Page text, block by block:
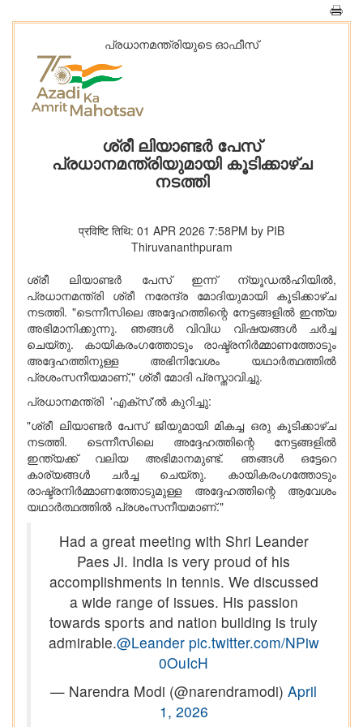
പ്രധാനമന്ത്രിയുടെ ഓഫീസ്‌
ശ്രീ ലിയാണ്ടർ പേസ്
പ്രധാനമന്ത്രിയുമായി കൂടിക്കാഴ്ച
നടത്തി
प्रविष्टि तिथि: 01 APR 2026 7:58PM by PIB
Thiruvananthpuram
ശ്രീ ലിയാണ്ടർ പേസ് ഇന്ന് ന്യൂഡൽഹിയിൽ,
പ്രധാനമന്ത്രി ശ്രീ നരേന്ദ്ര മോദിയുമായി കൂടിക്കാഴ്ച
നടത്തി. "ടെന്നീസിലെ അദ്ദേഹത്തിന്റെ നേട്ടങ്ങളിൽ ഇന്ത്യ
അഭിമാനിക്കുന്നു. ഞങ്ങൾ വിവിധ വിഷയങ്ങൾ ചർച്ച
ചെയ്തു. കായികരംഗത്തോടും രാഷ്ട്രനിർമ്മാണത്തോടും
അദ്ദേഹത്തിനുള്ള അഭിനിവേശം യഥാർത്ഥത്തിൽ
പ്രശംസനീയമാണ്," ശ്രീ മോദി പ്രസ്താവിച്ചു.
പ്രധാനമന്ത്രി 'എക്സ്'ൽ കുറിച്ചു:
"ശ്രീ ലിയാണ്ടർ പേസ് ജിയുമായി മികച്ച ഒരു കൂടിക്കാഴ്ച
നടത്തി. ടെന്നീസിലെ അദ്ദേഹത്തിന്റെ നേട്ടങ്ങളിൽ
ഇന്ത്യക്ക് വലിയ അഭിമാനമുണ്ട്. ഞങ്ങൾ ഒട്ടേറെ
കാര്യങ്ങൾ ചർച്ച ചെയ്തു. കായികരംഗത്തോടും
രാഷ്ട്രനിർമ്മാണത്തോടുമുള്ള അദ്ദേഹത്തിന്റെ ആവേശം
യഥാർത്ഥത്തിൽ പ്രശംസനീയമാണ്."
Had a great meeting with Shri Leander
Paes Ji. India is very proud of his
accomplishments in tennis. We discussed
a wide range of issues. His passion
towards sports and nation building is truly
admirable.@Leander pic.twitter.com/NPiw
0OuIcH
— Narendra Modi (@narendramodi) April
1, 2026